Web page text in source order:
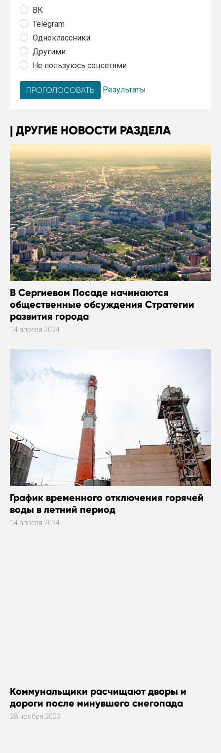
ВК
Telegram
Одноклассники
Другими
Не пользуюсь соцсетями
Результаты
ДРУГИЕ НОВОСТИ РАЗДЕЛА
В Сергиевом Посаде начинаются
общественные обсуждения Стратегии
развития города
14 апреля 2024
График временного отключения горячей
воды в летний период
14 апреля 2024
Коммунальщики расчищают дворы и
дороги после минувшего снегопада
28 ноября 2023